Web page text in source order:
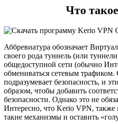
Что
Аббревиатура обозначает
своего рода туннель (или
общедоступной сети (обычно
обмениваться сетевым
подразумевает безопасность, и
образом, чтобы добавить
безопасности. Однако это не
Интересно, что Kerio VPN, также
такие механизмы и оставить